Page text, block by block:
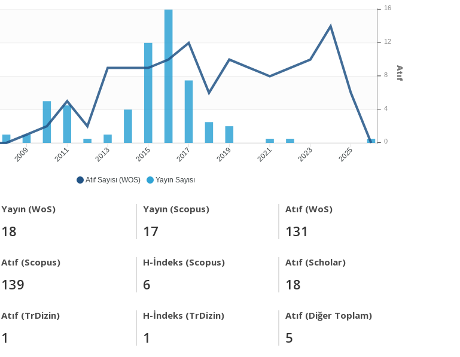
Atıf Sayısı (WOS) Yayın Sayısı
2009 2011 2013 2015 2017 2019 2021 2023 2025
16
12
8
4
0
Atıf
Yayın (WoS)
18
Yayın (Scopus)
17
Atıf (WoS)
131
Atıf (Scopus)
139
H-İndeks (Scopus)
6
Atıf (Scholar)
18
Atıf (TrDizin)
1
H-İndeks (TrDizin)
1
Atıf (Diğer Toplam)
5